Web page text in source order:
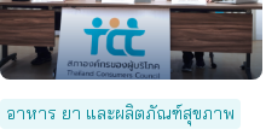
อาหาร ยา และผลิตภัณฑ์สุขภาพ